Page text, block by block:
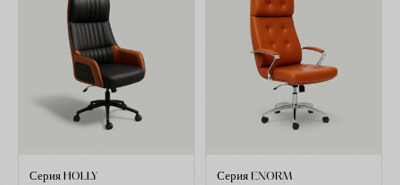
Серия HOLLY Серия ENORM